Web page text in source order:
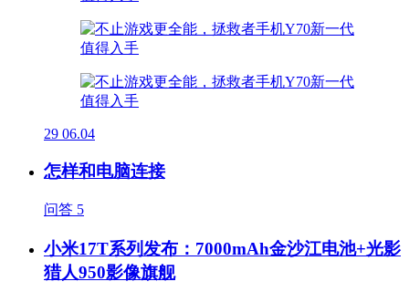
29 06.04
怎样和电脑连接
问答 5
小米17T系列发布：7000mAh金沙江电池+光影
猎人950影像旗舰